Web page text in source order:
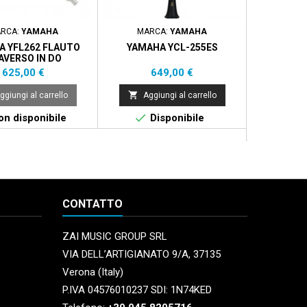
YAMAHA
YFL262 FLAUTO
IN DO
Prezzo
625,00 €
al carrello
disponibile
MARCA: YAMAHA
YAMAHA YCL-255ES
Prezzo
649,00 €
 Aggiungi al carrello
 Disponibile
CONTATTO
ZAI MUSIC GROUP SRL
VIA DELL’ARTIGIANATO 9/A, 37135
Verona (Italy)
P.IVA 04576010237 SDI: 1N74KED